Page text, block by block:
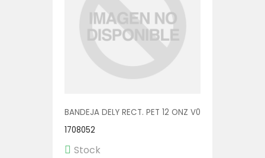
BANDEJA DELY RECT. PET 12 ONZ V00550 1/600
1708052
Stock